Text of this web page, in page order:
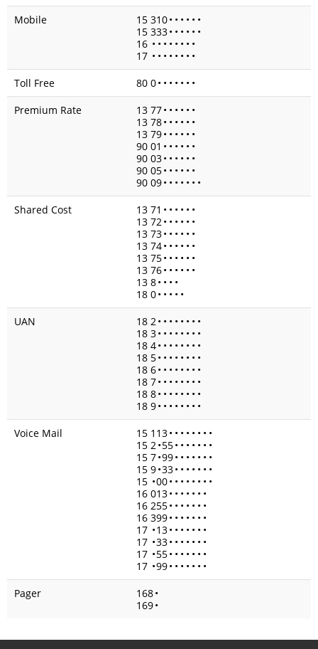
Mobile
15 310• • • • • •
15 333• • • • • •
16 • • • • • • • •
17 • • • • • • • •
Toll Free
80 0• • • • • • •
Premium Rate
13 77• • • • • •
13 78• • • • • •
13 79• • • • • •
90 01 • • • • • •
90 03• • • • • •
90 05• • • • • •
90 09• • • • • • •
Shared Cost
13 71 • • • • • •
13 72• • • • • •
13 73• • • • • •
13 74• • • • • •
13 75• • • • • •
13 76• • • • • •
13 8• • • •
18 0• • • • •
UAN
18 2• • • • • • • •
18 3• • • • • • • •
18 4• • • • • • • •
18 5• • • • • • • •
18 6• • • • • • • •
18 7• • • • • • • •
18 8• • • • • • • •
18 9• • • • • • • •
Voice Mail
15 113• • • • • • • •
15 2•55• • • • • • •
15 7•99• • • • • • •
15 9•33• • • • • • •
15 •00• • • • • • • •
16 013• • • • • • •
16 255• • • • • • •
16 399• • • • • • •
17 •13• • • • • • •
17 •33• • • • • • •
17 •55• • • • • • •
17 •99• • • • • • •
Pager
168•
169•